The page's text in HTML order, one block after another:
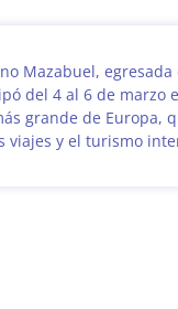
Mazabuel,
del 4 al 6 de marzo
grande de Europa,
viajes y el turismo